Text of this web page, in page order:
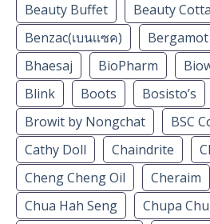
Beauty Buffet
Beauty
Benzac(เบนเเซค)
Bergamot
Bhaesaj
BioPharm
Blink
Boots Bosisto’s
Browit by Nongchat
BSC
Cathy Doll
Chaindrite
Cheng Cheng Oil
Cheraim
Chua Hah Seng
Chupa